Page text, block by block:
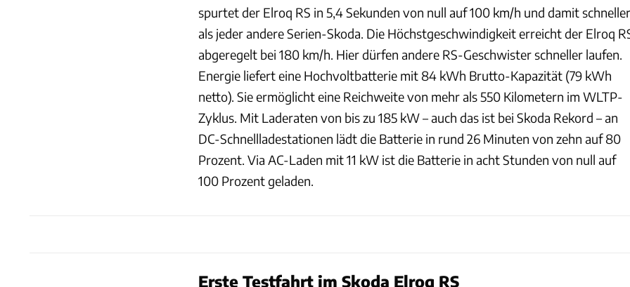
spurtet der Elroq RS in 5,4 Sekunden von null auf 100 km/h und damit schneller
als jeder andere Serien-Skoda. Die Höchstgeschwindigkeit erreicht der Elroq
abgeregelt bei 180 km/h. Hier dürfen andere RS-Geschwister schneller laufen.
Energie liefert eine Hochvoltbatterie mit 84 kWh Brutto-Kapazität (79 kWh
netto). Sie ermöglicht eine Reichweite von mehr als 550 Kilometern im WLTP-
Zyklus. Mit Laderaten von bis zu 185 kW – auch das ist bei Skoda Rekord – an
DC-Schnellladestationen lädt die Batterie in rund 26 Minuten von zehn auf 80
Prozent. Via AC-Laden mit 11 kW ist die Batterie in acht Stunden von null auf
100 Prozent geladen.
Erste Testfahrt im Skoda Elroq RS